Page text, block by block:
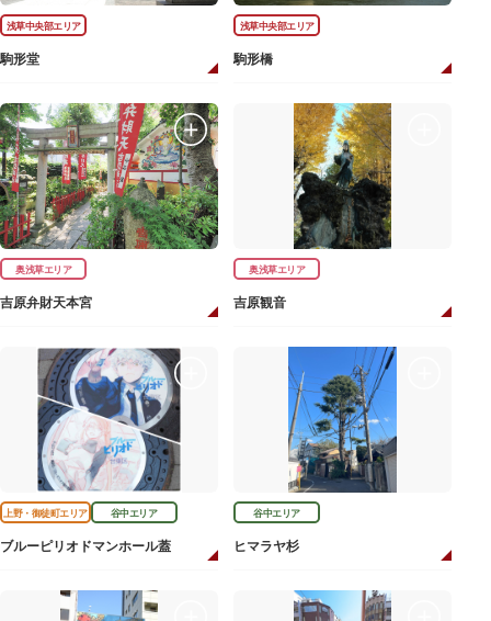
浅草中央部エリア
駒形堂
浅草中央部エリア
駒形橋
奥浅草エリア
吉原弁財天本宮
奥浅草エリア
吉原観音
上野・御徒町エリア 谷中エリア
ブルーピリオドマンホール蓋
谷中エリア
ヒマラヤ杉